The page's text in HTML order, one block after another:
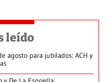
leído
agosto para jubilados: ACH y